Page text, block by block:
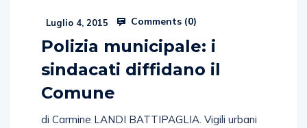
Luglio 4, 2015 Comments (0)
Polizia municipale: i
sindacati diffidano il
Comune
di Carmine LANDI BATTIPAGLIA. Vigili urbani